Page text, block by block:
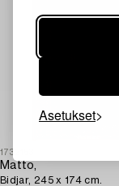
Asetukset
1732153
Matto,
Bidjar, 245 x 174 cm.